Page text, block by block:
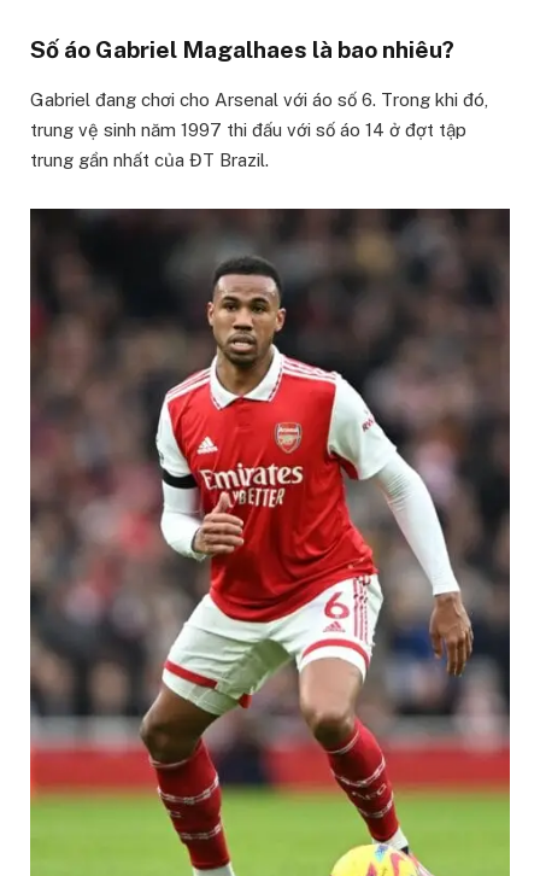
Số áo Gabriel Magalhaes là bao nhiêu?
Gabriel đang chơi cho Arsenal với áo số 6. Trong khi đó,
trung vệ sinh năm 1997 thi đấu với số áo 14 ở đợt tập
trung gần nhất của ĐT Brazil.